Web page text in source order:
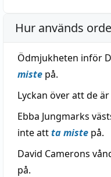
Hur används
Ödmjukheten inför
miste på.
Lyckan över att de
Ebba Jungmarks
inte attta miste på.
David Camerons
på.